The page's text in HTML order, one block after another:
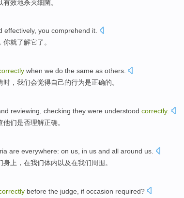
有效地杀灭细菌。
effectively, you comprehend it.
，你就了解它了。
when we do the same as others
时，我们会觉得自己的行为是正确的。
reviewing checking they were understood correctly.
他们是否理解正确。
are everywhere: on us in us and all around us.
身上， 在我们体内以及在我们周围 。
before the judge , if occasion required?